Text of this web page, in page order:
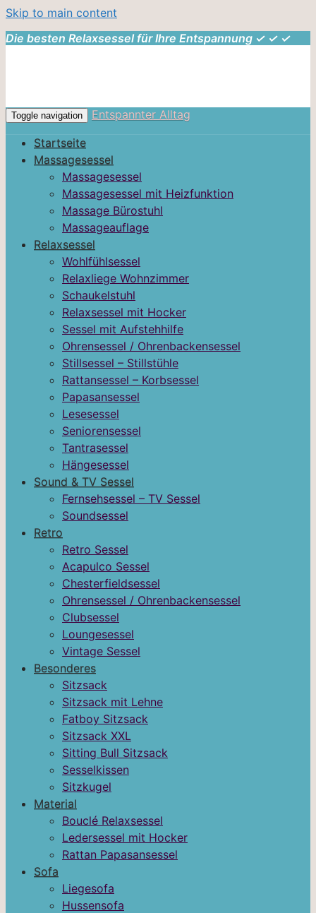
Skip to main content
Die besten Relaxsessel für Ihre Entspannung ✓ ✓ ✓
Toggle navigation
Entspannter Alltag
Startseite
Massagesessel
Massagesessel
Massagesessel mit Heizfunktion
Massage Bürostuhl
Massageauflage
Relaxsessel
Wohlfühlsessel
Relaxliege Wohnzimmer
Schaukelstuhl
Relaxsessel mit Hocker
Sessel mit Aufstehhilfe
Ohrensessel / Ohrenbackensessel
Stillsessel – Stillstühle
Rattansessel – Korbsessel
Papasansessel
Lesesessel
Seniorensessel
Tantrasessel
Hängesessel
Sound & TV Sessel
Fernsehsessel – TV Sessel
Soundsessel
Retro
Retro Sessel
Acapulco Sessel
Chesterfieldsessel
Ohrensessel / Ohrenbackensessel
Clubsessel
Loungesessel
Vintage Sessel
Besonderes
Sitzsack
Sitzsack mit Lehne
Fatboy Sitzsack
Sitzsack XXL
Sitting Bull Sitzsack
Sesselkissen
Sitzkugel
Material
Bouclé Relaxsessel
Ledersessel mit Hocker
Rattan Papasansessel
Sofa
Liegesofa
Hussensofa